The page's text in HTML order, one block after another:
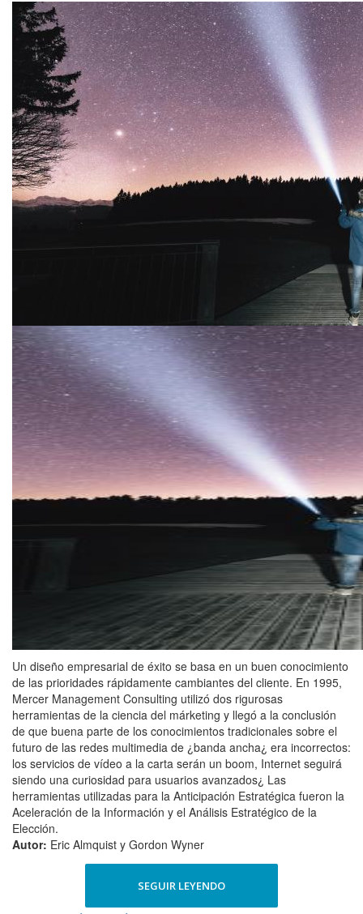
Un diseño empresarial de éxito se basa en un buen conocimiento
de las prioridades rápidamente cambiantes del cliente. En 1995,
Mercer Management Consulting utilizó dos rigurosas
herramientas de la ciencia del márketing y llegó a la conclusión
de que buena parte de los conocimientos tradicionales sobre el
futuro de las redes multimedia de ¿banda ancha¿ era incorrectos:
los servicios de vídeo a la carta serán un boom, Internet seguirá
siendo una curiosidad para usuarios avanzados¿ Las
herramientas utilizadas para la Anticipación Estratégica fueron la
Aceleración de la Información y el Análisis Estratégico de la
Elección.
Autor: Eric Almquist y Gordon Wyner
SEGUIR LEYENDO